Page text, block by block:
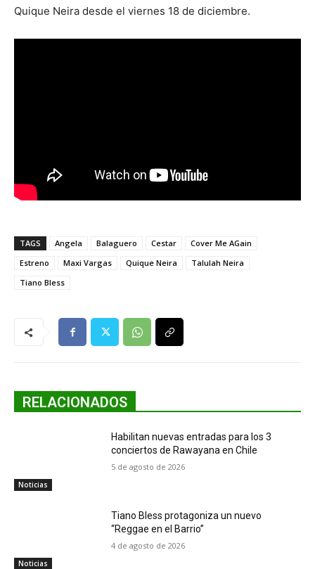
Quique Neira desde el viernes 18 de diciembre.
TAGS Angela Balaguero Cestar
Cover Me AGain
Estreno
Maxi Vargas Quique Neira
Talulah Neira
Tiano Bless
RELACIONADOS
Noticias
Habilitan nuevas entradas para los 3
conciertos de Rawayana en Chile
5 de agosto de 2026
Noticias
Tiano Bless protagoniza un nuevo
“Reggae en el Barrio”
4 de agosto de 2026